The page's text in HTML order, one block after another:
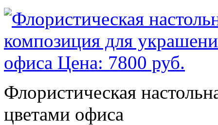
Флористическая
цветами офиса